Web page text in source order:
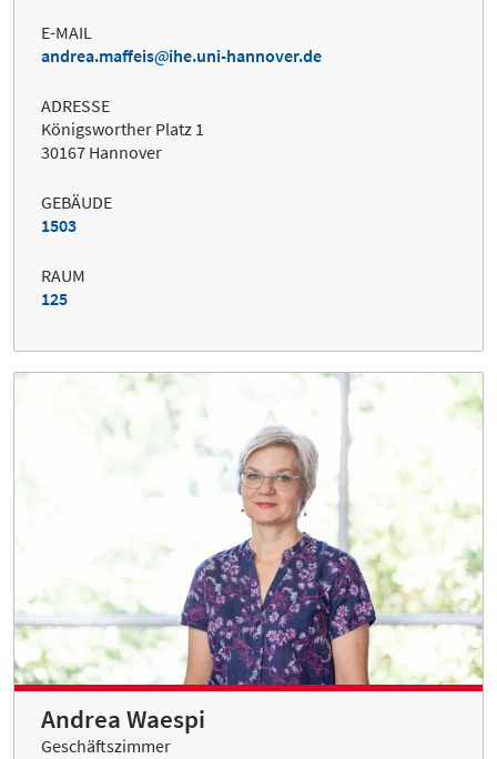
E-MAIL
andrea.maffeis
ihe.uni-hannover.de
ADRESSE
Königsworther Platz 1
30167 Hannover
GEBÄUDE
1503
RAUM
125
Andrea Waespi
Geschäftszimmer